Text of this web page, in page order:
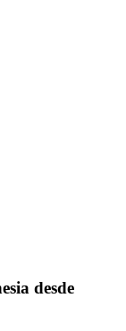
desde